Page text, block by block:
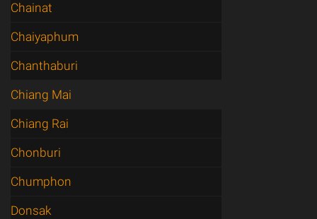
Chainat
Chaiyaphum
Chanthaburi
Chiang Mai
Chiang Rai
Chonburi
Chumphon
Donsak